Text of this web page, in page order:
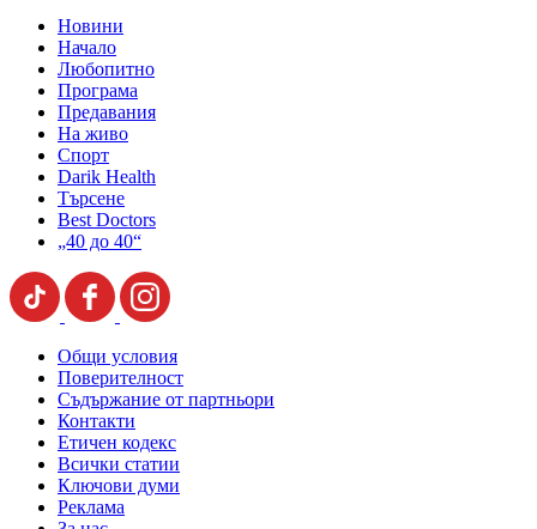
Новини
Начало
Любопитно
Програма
Предавания
На живо
Спорт
Darik Health
Търсене
Best Doctors
„40 до 40“
Общи условия
Поверителност
Съдържание от партньори
Контакти
Етичен кодекс
Всички статии
Ключови думи
Реклама